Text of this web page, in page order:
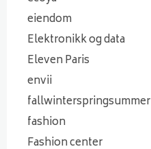
eiendom
Elektronikk og data
Eleven Paris
envii
fallwinterspringsummer
fashion
Fashion center